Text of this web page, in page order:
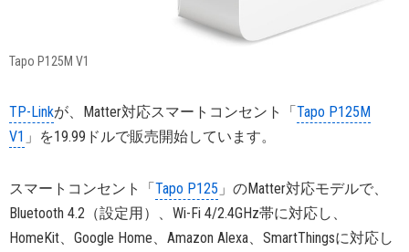
Tapo P125M V1
TP-Linkが、Matter対応スマートコンセント「Tapo P125M
V1 」を19.99ドルで販売開始しています。
スマートコンセント「Tapo P125 」のMatter対応モデルで、
Bluetooth 4.2（設定用）、Wi-Fi 4/2.4GHz帯に対応し、
HomeKit、Google Home、Amazon Alexa、SmartThingsに対応し